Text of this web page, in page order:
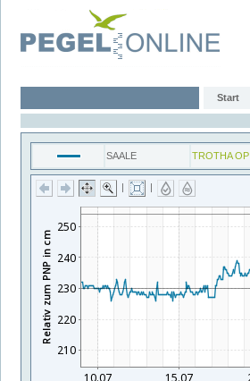
Start
SAALE TROTHA OP
| |